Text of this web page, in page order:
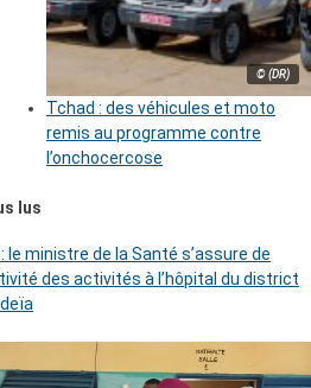
© (DR)
Tchad : des véhicules et moto
remis au programme contre
l’onchocercose
lus
le ministre de la Santé s’assure de
des activités à l’hôpital du district